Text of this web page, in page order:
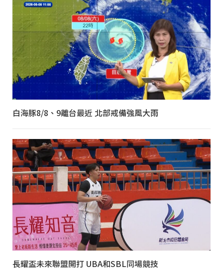
白海豚8/8、9離台最近 北部戒備強風大雨
長耀盃未來聯盟開打 UBA和SBL同場競技